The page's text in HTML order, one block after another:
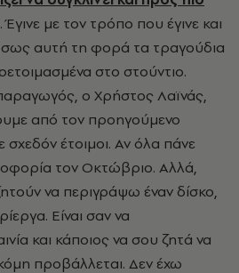
. Έγινε με τον τρόπο που έγινε και
αυτή τη φορά τα τραγούδια
στο στούντιο.
ο Χρήστος Λαϊνάς,
από τον προηγούμενο
σχεδόν έτοιμοι. Αν όλα πάνε
τον Οκτώβριο. Αλλά,
να περιγράψω έναν δίσκο,
Είναι σαν να
και κάποιος να σου ζητά να
προβάλλεται. Δεν έχω